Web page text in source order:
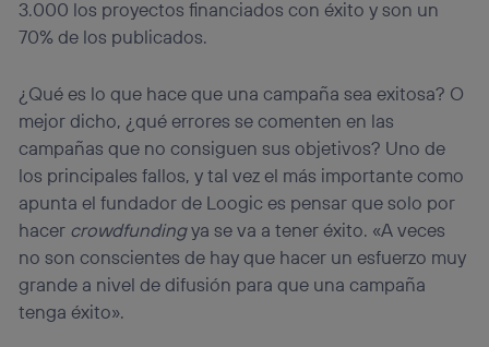
3.000 los proyectos financiados con éxito y son un
70% de los publicados.
¿Qué es lo que hace que una campaña sea exitosa? O
mejor dicho, ¿qué errores se comenten en las
campañas que no consiguen sus objetivos? Uno de
los principales fallos, y tal vez el más importante como
apunta el fundador de Loogic es pensar que solo por
hacer crowdfundingya se va a tener éxito. «A veces
no son conscientes de hay que hacer un esfuerzo muy
grande a nivel de difusión para que una campaña
tenga éxito».
Este identificador se asigna a la conexión de internet, por
lo que cualquier persona que conecte su dispositivo y
identificador. Típicamente:
Si utilizas unaconexión de banda ancha(p. ej., Wi-Fi),
el marketing o análisis se realizará en función de las
actividades de navegación de los miembros del hogar
que hayan dado su consentimiento.
Si utilizasdatos móviles, el marketing será más
personalizado, ya que se basará únicamente en la
navegación del usuario del móvil.
Puedes gestionar los consentimientos Utiq seleccionando
“Administrar Utiq” en la parte inferior de esta página web o
visitando el portal de privacidad de Utiq